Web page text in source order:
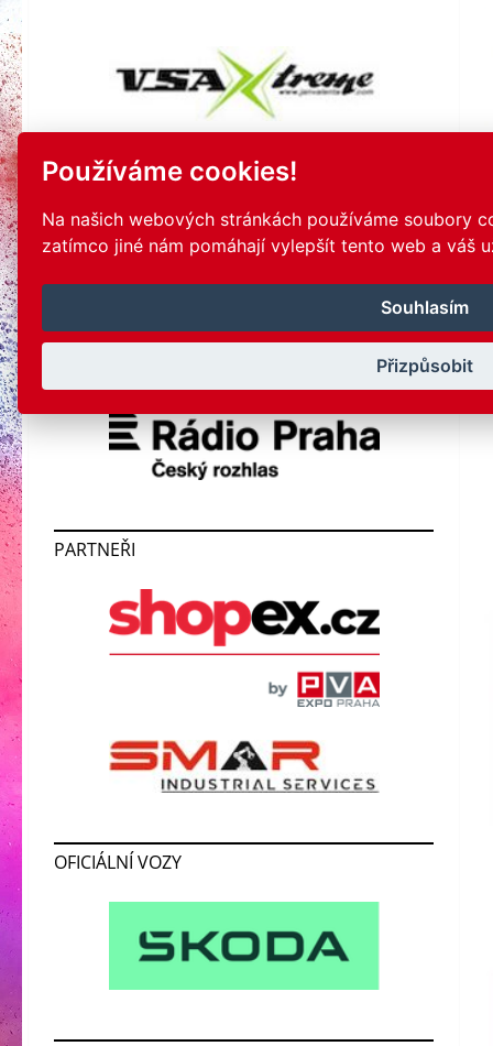
PARTNEŘI
OFICIÁLNÍ VOZY
Používáme cookies!
Na našich webových stránkách používáme soubory
zatímco jiné nám pomáhají vylepšít tento web a váš
Souhlasím
Přizpůsobit